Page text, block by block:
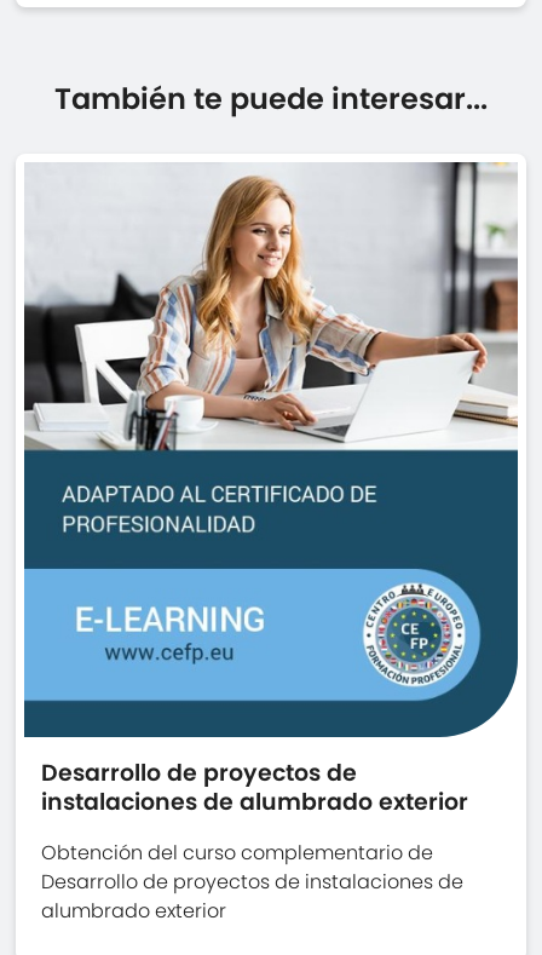
También te puede interesar...
Desarrollo de proyectos de
instalaciones de alumbrado exterior
Obtención del curso complementario de
Desarrollo de proyectos de instalaciones de
alumbrado exterior